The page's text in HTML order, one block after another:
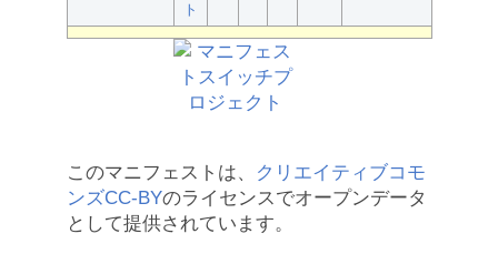
ト
このマニフェストは、
クリエイティブコモ
ンズCC-BYのライセンスでオープンデータ
として提供されています。